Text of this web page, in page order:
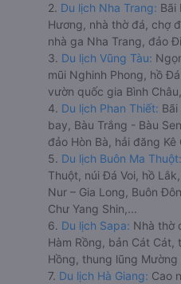
2. Du lịch Nha Trang: Bãi
Hương, nhà thờ đá, chợ
nhà ga Nha Trang, đảo
3. Du lịch Vũng Tàu:
mũi Nghinh Phong, hồ
vườn quốc gia Bình
4. Du lịch Phan Thiết:
bay, Bàu Trắng - Bàu
đảo Hòn Bà, hải đăng Kê
5. Du lịch Buôn Ma Thuột:
Thuột, núi Đá Voi, hồ
Nur – Gia Long, Buôn
Chư Yang Shin,...
6. Du lịch Sapa: Nhà thờ
Hàm Rồng, bản Cát Cát,
Hồng, thung lũng Mường
7. Du lịch Hà Giang: Cao